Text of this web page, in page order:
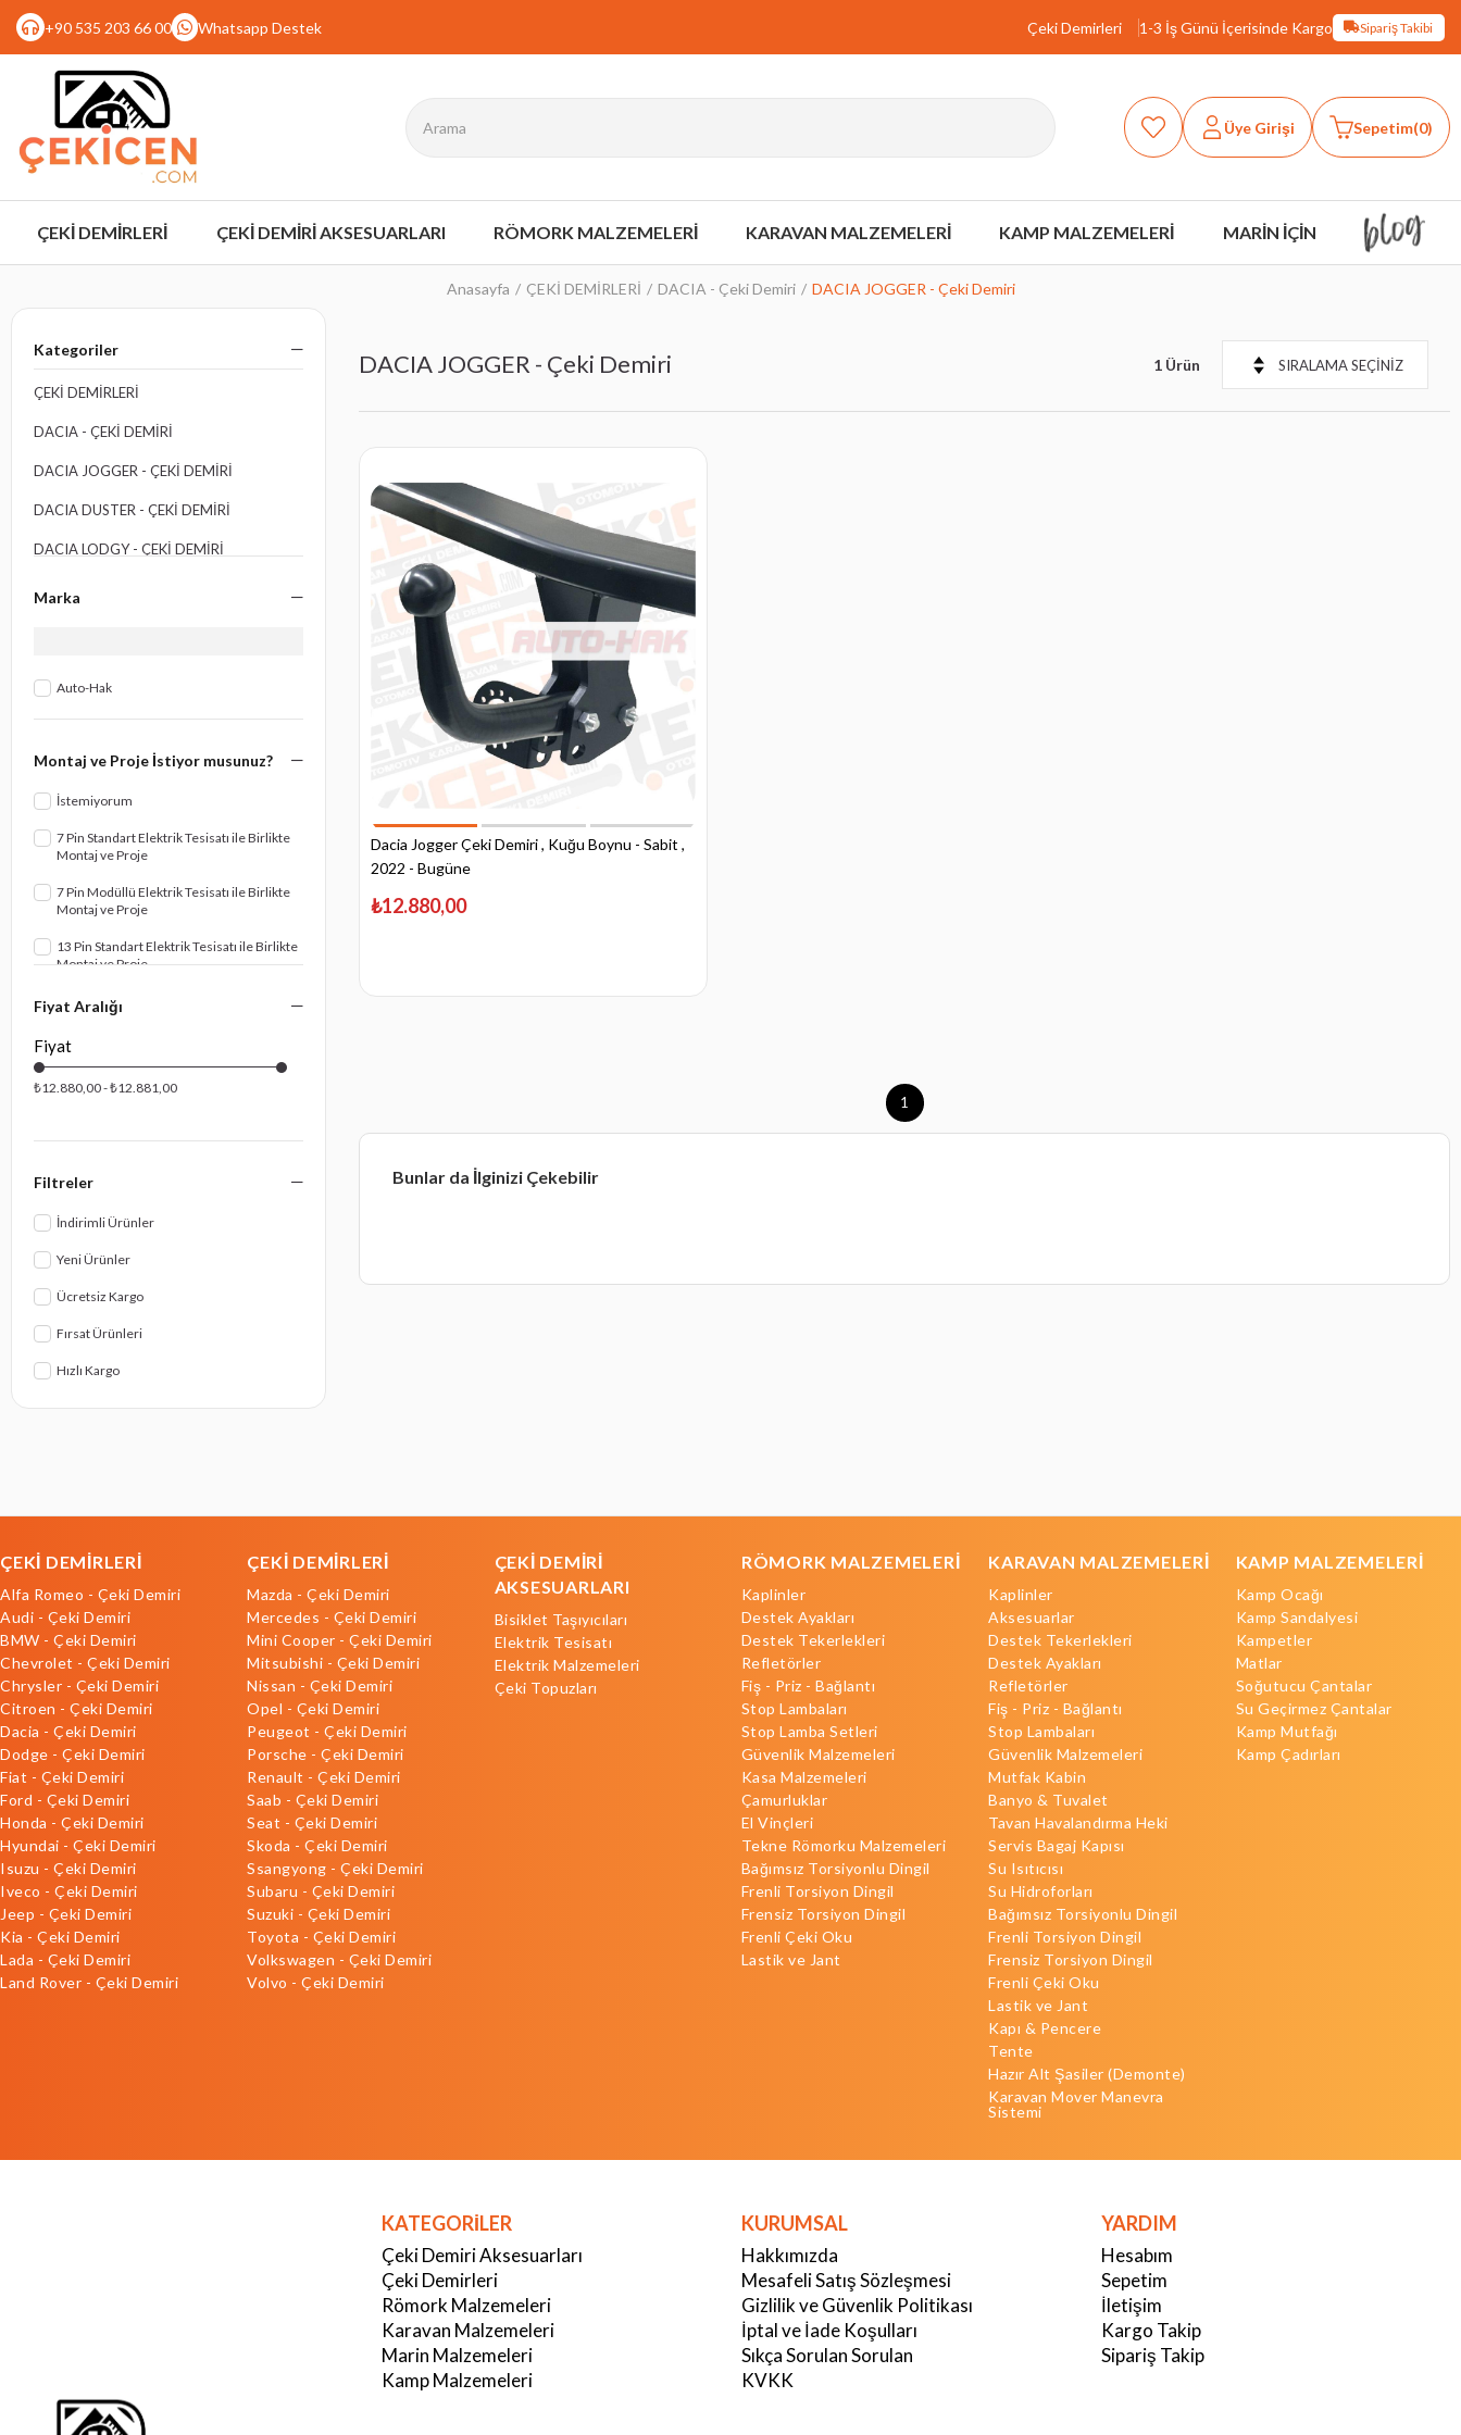
+90 535 203 66 00 Whatsapp Destek Çeki Demirleri 1-3 İş Günü İçerisinde Kargo Sipariş Takibi
Üye Girişi Sepetim 0
ÇEKİ DEMİRLERİ ÇEKİ DEMİRİ AKSESUARLARI RÖMORK MALZEMELERİ KARAVAN MALZEMELERİ KAMP MALZEMELERİ MARİN İÇİN
Anasayfa ÇEKİ DEMİRLERİ DACIA - Çeki Demiri DACIA JOGGER - Çeki Demiri
Kategoriler
ÇEKİ DEMİRLERİ
DACIA - ÇEKI DEMIRI
DACIA JOGGER - ÇEKI DEMIRI
DACIA DUSTER - ÇEKI DEMIRI
DACIA LODGY - ÇEKI DEMIRI
Marka
Auto-Hak
Montaj ve Proje İstiyor musunuz?
İstemiyorum
7 Pin Standart Elektrik Tesisatı ile Birlikte
Montaj ve Proje
7 Pin Modüllü Elektrik Tesisatı ile Birlikte
Montaj ve Proje
13 Pin Standart Elektrik Tesisatı ile Birlikte
Montaj ve Proje
13 Pin Modüllü Elektrik Tesisatı ile Birlikte
Montaj ve Proje
Fiyat Aralığı
₺12.880,00 - ₺12.881,00
Filtreler
İndirimli Ürünler
Yeni Ürünler
Ücretsiz Kargo
Fırsat Ürünleri
Hızlı Kargo
DACIA JOGGER - Çeki Demiri 1 Ürün
Dacia Jogger Çeki Demiri , Kuğu Boynu - Sabit ,
2022 - Bugüne
₺12.880,00
1
Bunlar da İlginizi Çekebilir
ÇEKİ DEMİRLERİ
Alfa Romeo - Çeki Demiri
Audi - Çeki Demiri
BMW - Çeki Demiri
Chevrolet - Çeki Demiri
Chrysler - Çeki Demiri
Citroen - Çeki Demiri
Dacia - Çeki Demiri
Dodge - Çeki Demiri
Fiat - Çeki Demiri
Ford - Çeki Demiri
Honda - Çeki Demiri
Hyundai - Çeki Demiri
Isuzu - Çeki Demiri
Iveco - Çeki Demiri
Jeep - Çeki Demiri
Kia - Çeki Demiri
Lada - Çeki Demiri
Land Rover - Çeki Demiri
ÇEKİ DEMİRLERİ
Mazda - Çeki Demiri
Mercedes - Çeki Demiri
Mini Cooper - Çeki Demiri
Mitsubishi - Çeki Demiri
Nissan - Çeki Demiri
Opel - Çeki Demiri
Peugeot - Çeki Demiri
Porsche - Çeki Demiri
Renault - Çeki Demiri
Saab - Çeki Demiri
Seat - Çeki Demiri
Skoda - Çeki Demiri
Ssangyong - Çeki Demiri
Subaru - Çeki Demiri
Suzuki - Çeki Demiri
Toyota - Çeki Demiri
Volkswagen - Çeki Demiri
Volvo - Çeki Demiri
ÇEKİ DEMİRİ
AKSESUARLARI
Bisiklet Taşıyıcıları
Elektrik Tesisatı
Elektrik Malzemeleri
Çeki Topuzları
RÖMORK MALZEMELERİ
Kaplinler
Destek Ayakları
Destek Tekerlekleri
Refletörler
Fiş - Priz - Bağlantı
Stop Lambaları
Stop Lamba Setleri
Güvenlik Malzemeleri
Kasa Malzemeleri
Çamurluklar
El Vinçleri
Tekne Römorku Malzemeleri
Bağımsız Torsiyonlu Dingil
Frenli Torsiyon Dingil
Frensiz Torsiyon Dingil
Frenli Çeki Oku
Lastik ve Jant
KARAVAN MALZEMELERİ
Kaplinler
Aksesuarlar
Destek Tekerlekleri
Destek Ayakları
Refletörler
Fiş - Priz - Bağlantı
Stop Lambaları
Güvenlik Malzemeleri
Mutfak Kabin
Banyo & Tuvalet
Tavan Havalandırma Heki
Servis Bagaj Kapısı
Su Isıtıcısı
Su Hidroforları
Bağımsız Torsiyonlu Dingil
Frenli Torsiyon Dingil
Frensiz Torsiyon Dingil
Frenli Çeki Oku
Lastik ve Jant
Kapı & Pencere
Tente
Hazır Alt Şasiler (Demonte)
Karavan Mover Manevra
Sistemi
KAMP MALZEMELERİ
Kamp Ocağı
Kamp Sandalyesi
Kampetler
Matlar
Soğutucu Çantalar
Su Geçirmez Çantalar
Kamp Mutfağı
Kamp Çadırları
KATEGORİLER
Çeki Demiri Aksesuarları
Çeki Demirleri
Römork Malzemeleri
Karavan Malzemeleri
Marin Malzemeleri
Kamp Malzemeleri
KURUMSAL
Hakkımızda
Mesafeli Satış Sözleşmesi
Gizlilik ve Güvenlik Politikası
İptal ve İade Koşulları
Sıkça Sorulan Sorulan
KVKK
YARDIM
Hesabım
Sepetim
İletişim
Kargo Takip
Sipariş Takip